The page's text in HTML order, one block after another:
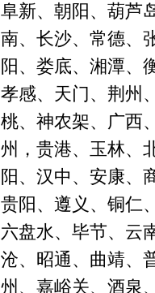
阜新、朝阳、葫芦
南、长沙、常德、
阳、娄底、湘潭、
孝感、天门、荆州
桃、神农架、广西
州，贵港、玉林、
阳、汉中、安康、
贵阳、遵义、铜仁
六盘水、毕节、云
沧、昭通、曲靖、
州、嘉峪关、酒泉